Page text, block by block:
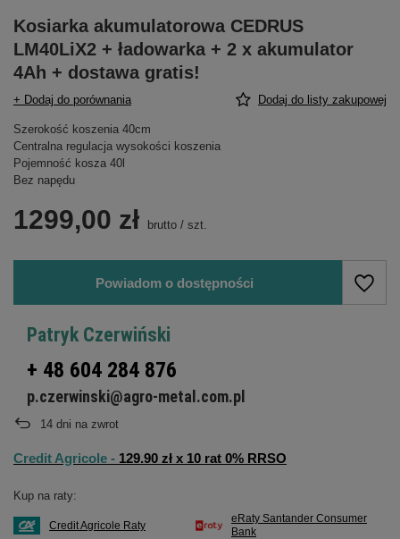
Kosiarka akumulatorowa CEDRUS
LM40LiX2 + ładowarka + 2 x akumulator
4Ah + dostawa gratis!
+ Dodaj do porównania Dodaj do listy zakupowej
Szerokość koszenia 40cm
Centralna regulacja wysokości koszenia
Pojemność kosza 40l
Bez napędu
1299,00 zł brutto / szt.
Powiadom o dostępności
Patryk Czerwiński
+ 48 604 284 876
p.czerwinski@agro-metal.com.pl
14 dni na zwrot
Credit Agricole - 129.90 zł x 10 rat 0% RRSO
Kup na raty:
Credit Agricole Raty
eRaty Santander Consumer
Bank